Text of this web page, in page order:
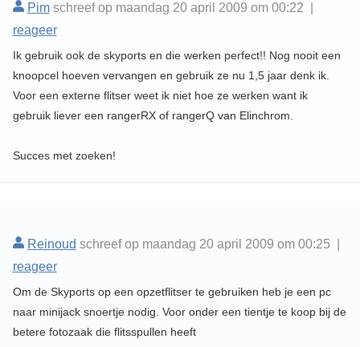
Pimschreef op maandag 20 april 2009 om 00:22 |
reageer
Ik gebruik ook de skyports en die werken perfect!! Nog nooit een
knoopcel hoeven vervangen en gebruik ze nu 1,5 jaar denk ik.
Voor een externe flitser weet ik niet hoe ze werken want ik
gebruik liever een rangerRX of rangerQ van Elinchrom.
Succes met zoeken!
Reinoud schreef op maandag 20 april 2009 om 00:25 |
reageer
Om de Skyports op een opzetflitser te gebruiken heb je een pc
naar minijack snoertje nodig. Voor onder een tientje te koop bij de
betere fotozaak die flitsspullen heeft